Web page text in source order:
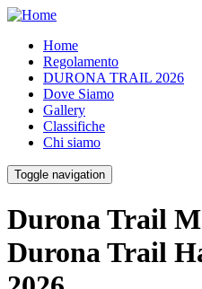
Home
Regolamento
DURONA TRAIL 2026
Dove Siamo
Gallery
Classifiche
Chi siamo
Toggle navigation
Durona Trail
Durona Trail